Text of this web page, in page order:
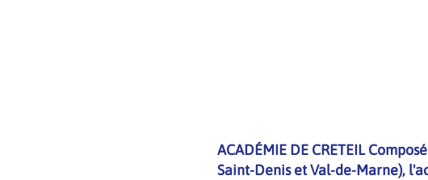
ACADÉMIE DE CRETEIL
Saint-Denis et Val-de-Marne),